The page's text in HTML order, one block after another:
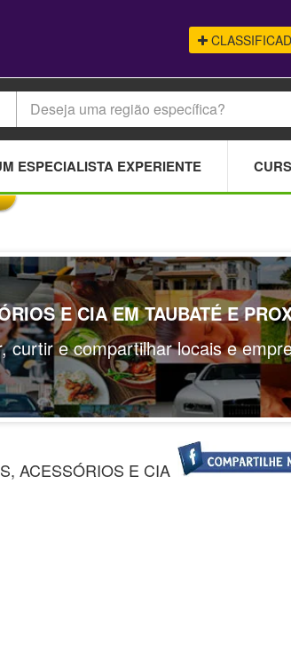
Deseja uma região específica?
OK
ESPECIALISTA EXPERIENTE
E CIA EM TAUBATÉ E
curtir e compartilhar locais e
ACESSÓRIOS E CIA